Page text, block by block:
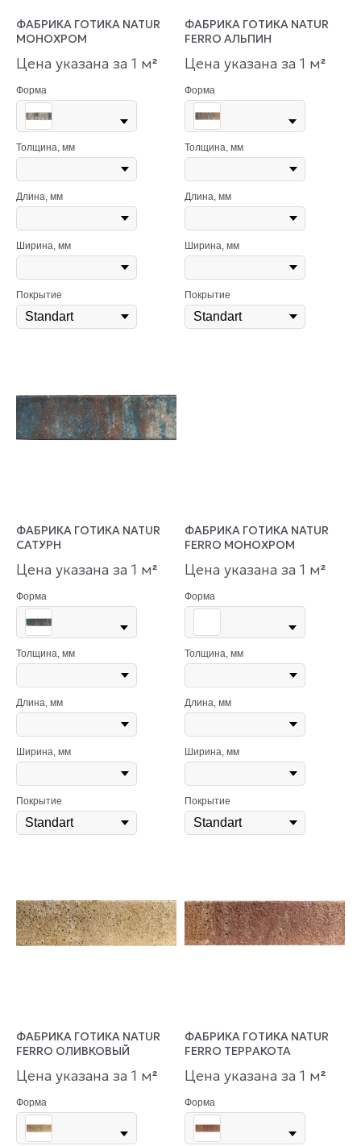
ФАБРИКА ГОТИКА NATUR
МОНОХРОМ
Цена указана за 1 м²
Форма
Толщина, мм
Длина, мм
Ширина, мм
Покрытие
ФАБРИКА ГОТИКА NATUR
FERRO АЛЬПИН
Цена указана за 1 м²
Форма
Толщина, мм
Длина, мм
Ширина, мм
Покрытие
ФАБРИКА ГОТИКА NATUR
САТУРН
Цена указана за 1 м²
Форма
Толщина, мм
Длина, мм
Ширина, мм
Покрытие
ФАБРИКА ГОТИКА NATUR
FERRO МОНОХРОМ
Цена указана за 1 м²
Форма
Толщина, мм
Длина, мм
Ширина, мм
Покрытие
ФАБРИКА ГОТИКА NATUR
FERRO ОЛИВКОВЫЙ
Цена указана за 1 м²
Форма
ФАБРИКА ГОТИКА NATUR
FERRO ТЕРРАКОТА
Цена указана за 1 м²
Форма